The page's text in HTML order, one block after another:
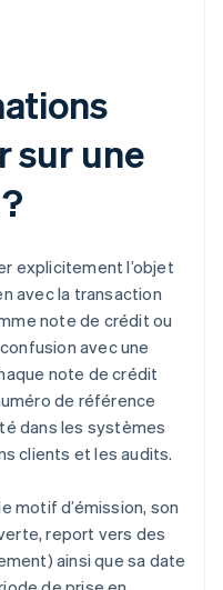
sur une
explicitement l’objet
avec la transaction
note de crédit ou
avec une
note de crédit
de référence
dans les systèmes
clients et les audits.
motif d’émission, son
report vers des
ainsi que sa date